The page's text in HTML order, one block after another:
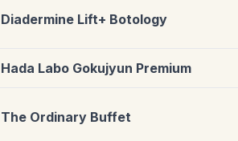
Diadermine Lift+ Botology
Hada Labo Gokujyun Premium
The Ordinary Buffet